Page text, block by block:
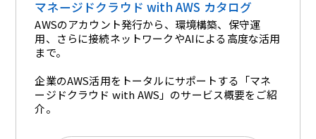
マネージドクラウド with AWS カタログ
AWSのアカウント発行から、環境構築、保守運
用、さらに接続ネットワークやAIによる高度な活用
まで。
企業のAWS活用をトータルにサポートする「マネ
ージドクラウド with AWS」のサービス概要をご紹
介。​